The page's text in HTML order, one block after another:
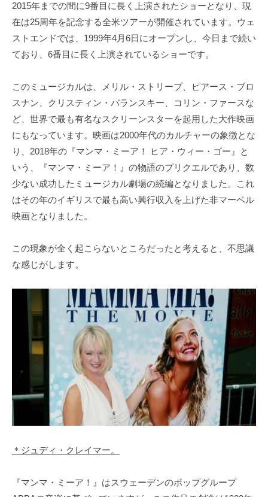
2015年までの間に9番目に長く上演されたショーとなり、現
在は25周年を記念する全米ツアーが開催されています。ウェ
ストエンドでは、1999年4月6日にオープンし、今日まで続い
ており、6番目に長く上演されているショーです。
このミュージカルは、メリル・ストリープ、ピアース・ブロ
スナン、クリスティン・バランスキー、コリン・ファースな
ど、世界で最も有名なスクリーンスターを起用した大作映画
にもなっています。映画は2000年代のカルチャーの象徴とな
り、2018年の『マンマ・ミーア！ ヒア・ウィー・ゴー』と
いう、『マンマ・ミーア！』の物語のプリクエルであり、数
少ない成功したミュージカル劇場の続編となりました。これ
はその年のイギリスで最も高い興行収入を上げた非マーベル
映画となりました。
この現象が全く起こらないところだったと考えると、不思議
な感じがします。
＊ジュディ・クレイマー。
『マンマ・ミーア！』はスウェーデンのポップグループ